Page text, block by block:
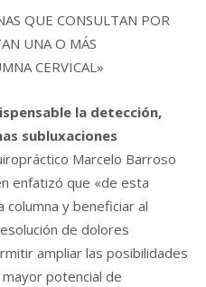
QUE CONSULTAN POR
UNA O MÁS
CERVICAL»
la detección,
subluxaciones
Marcelo Barroso
enfatizó que «de esta
columna y beneficiar al
de dolores
ampliar las posibilidades
potencial de